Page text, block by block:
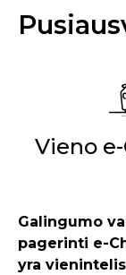
Vieno
Galingumo
pagerinti e-
yra